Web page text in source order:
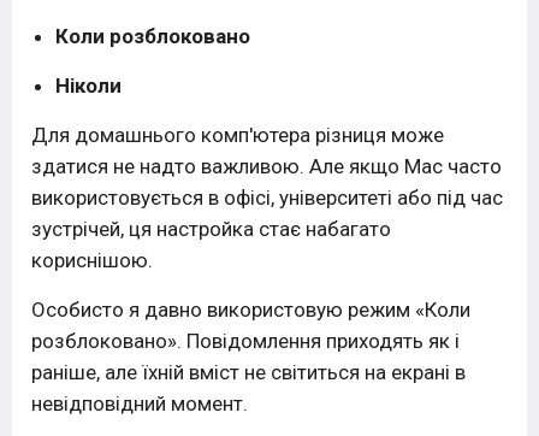
Коли розблоковано
Ніколи
Для домашнього комп'ютера різниця може
здатися не надто важливою. Але якщо Mac часто
використовується в офісі, університеті або під час
зустрічей, ця настройка стає набагато
кориснішою.
Особисто я давно використовую режим «Коли
розблоковано». Повідомлення приходять як і
раніше, але їхній вміст не світиться на екрані в
невідповідний момент.